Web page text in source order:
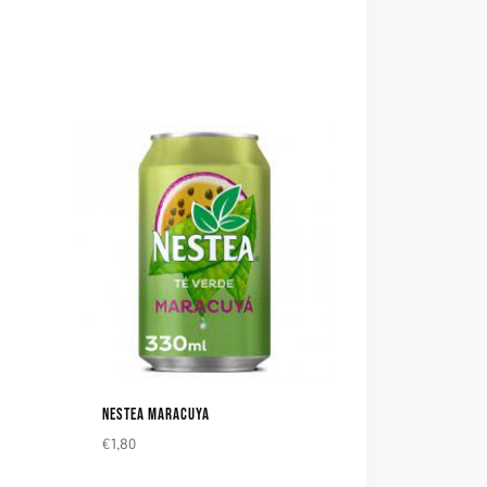
NESTEA MARACUYA
€1,80